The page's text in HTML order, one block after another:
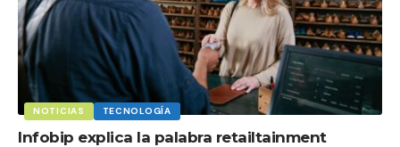
NOTICIAS TECNOLOGÍA
Infobip explica la palabra retailtainment